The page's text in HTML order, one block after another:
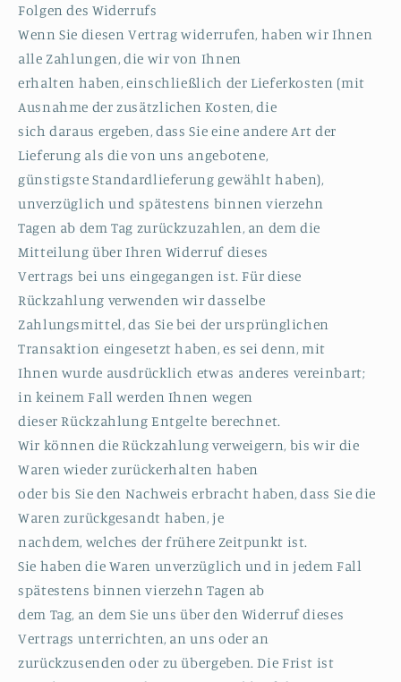
Folgen des Widerrufs
Wenn Sie diesen Vertrag widerrufen, haben wir Ihnen
alle Zahlungen, die wir von Ihnen
erhalten haben, einschließlich der Lieferkosten (mit
Ausnahme der zusätzlichen Kosten, die
sich daraus ergeben, dass Sie eine andere Art der
Lieferung als die von uns angebotene,
günstigste Standardlieferung gewählt haben),
unverzüglich und spätestens binnen vierzehn
Tagen ab dem Tag zurückzuzahlen, an dem die
Mitteilung über Ihren Widerruf dieses
Vertrags bei uns eingegangen ist. Für diese
Rückzahlung verwenden wir dasselbe
Zahlungsmittel, das Sie bei der ursprünglichen
Transaktion eingesetzt haben, es sei denn, mit
Ihnen wurde ausdrücklich etwas anderes vereinbart;
in keinem Fall werden Ihnen wegen
dieser Rückzahlung Entgelte berechnet.
Wir können die Rückzahlung verweigern, bis wir die
Waren wieder zurückerhalten haben
oder bis Sie den Nachweis erbracht haben, dass Sie die
Waren zurückgesandt haben, je
nachdem, welches der frühere Zeitpunkt ist.
Sie haben die Waren unverzüglich und in jedem Fall
spätestens binnen vierzehn Tagen ab
dem Tag, an dem Sie uns über den Widerruf dieses
Vertrags unterrichten, an uns oder an
zurückzusenden oder zu übergeben. Die Frist ist